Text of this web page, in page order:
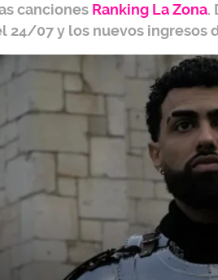
canciones Ranking La Zona.
24/07y los nuevos ingresos